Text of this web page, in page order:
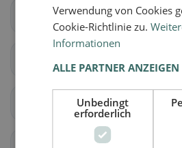
DensbürenVerwendung von Cookies
Cookie-Richtlinie zu.
Informationen
ALLE PARTNER ANZEIGEN
Unbedingt
erforderlich